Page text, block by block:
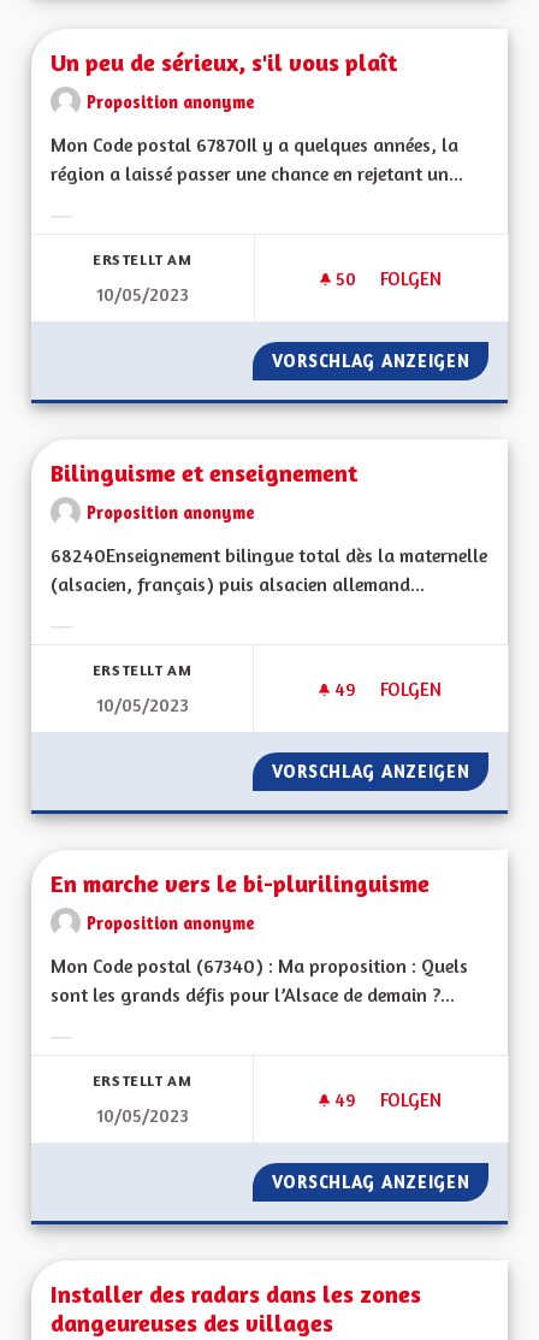
Un peu de sérieux, s'il vous plaît
Proposition anonyme
Mon Code postal 67870Il y a quelques années, la
région a laissé passer une chance en rejetant un...
ERSTELLT AM
10/05/2023
50 50 FOLLOWER
FOLGEN
UN PEU DE
VORSCHLAG ANZEIGEN UN
Bilinguisme et enseignement
Proposition anonyme
68240Enseignement bilingue total dès la maternelle
(alsacien, français) puis alsacien allemand...
ERSTELLT AM
10/05/2023
49 49 FOLLOWER
FOLGEN
BILINGUISME ET
VORSCHLAG ANZEIGEN
En marche vers le bi-plurilinguisme
Proposition anonyme
Mon Code postal (67340) : Ma proposition : Quels
sont les grands défis pour l’Alsace de demain ?...
ERSTELLT AM
10/05/2023
49 49 FOLLOWER
FOLGEN
EN MARCHE VERS
VORSCHLAG ANZEIGEN EN
Installer des radars dans les zones
dangeureuses des villages